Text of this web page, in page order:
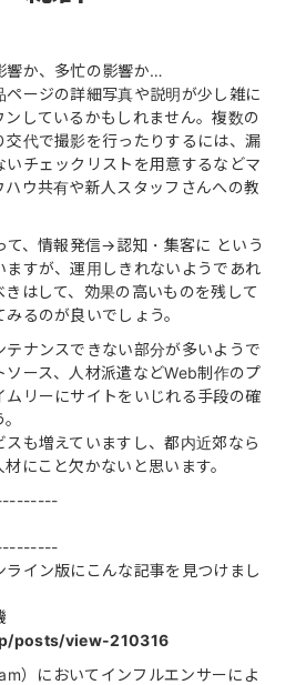
響か、多忙の影響か…
ページの詳細写真や説明が少し雑に
しているかもしれません。複数の
交代で撮影を行ったりするには、漏
いチェックリストを用意するなどマ
ウ共有や新人スタッフさんへの教
て、情報発信→認知・集客に という
ますが、運用しきれないようであれ
はして、効果の高いものを残して
るのが良いでしょう。
テナンスできない部分が多いようで
ソース、人材派遣などWeb制作のプ
ムリーにサイトをいじれる手段の確
も増えていますし、都内近郊なら
にこと欠かないと思います。
イン版にこんな記事を見つけまし
posts/view-210316
）においてインフルエンサーによ